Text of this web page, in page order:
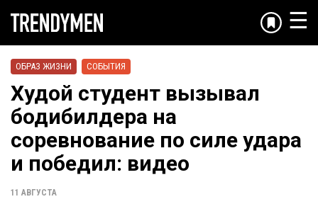
☰
ОБРАЗ ЖИЗНИ СОБЫТИЯ
Худой студент вызывал
бодибилдера на
соревнование по силе удара
и победил: видео
11 АВГУСТА